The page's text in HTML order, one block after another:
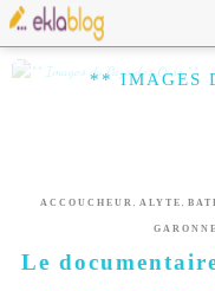
** IMAGES
ACCOUCHEUR , ALYTE ,
GARONNE
Le